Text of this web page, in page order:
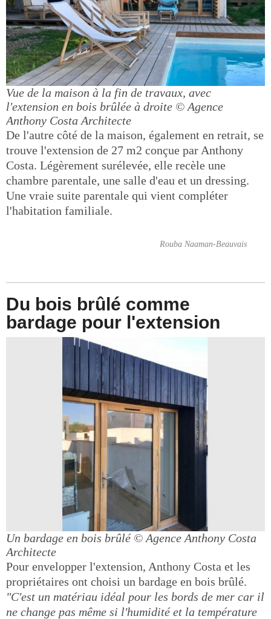
Vue de la maison à la fin de travaux, avec
l'extension en bois brûlée à droite © Agence
Anthony Costa Architecte
De l'autre côté de la maison, également en retrait, se
trouve l'extension de 27 m2 conçue par Anthony
Costa. Légèrement surélevée, elle recèle une
chambre parentale, une salle d'eau et un dressing.
Une vraie suite parentale qui vient compléter
l'habitation familiale.
Rouba Naaman-Beauvais
Du bois brûlé comme
bardage pour l'extension
Un bardage en bois brûlé © Agence Anthony Costa
Architecte
Pour envelopper l'extension, Anthony Costa et les
propriétaires ont choisi un bardage en bois brûlé.
"C'est un matériau idéal pour les bords de mer car il
ne change pas même si l'humidité et la température